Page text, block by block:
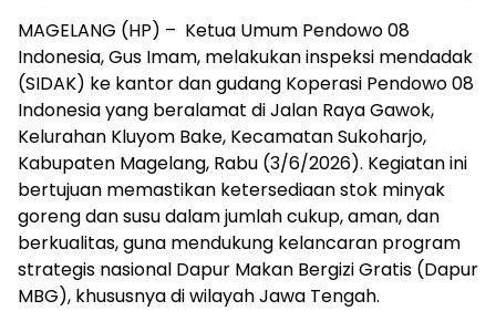
MAGELANG (HP) – Ketua Umum Pendowo 08
Indonesia, Gus Imam, melakukan inspeksi mendadak
(SIDAK) ke kantor dan gudang Koperasi Pendowo 08
Indonesia yang beralamat di Jalan Raya Gawok,
Kelurahan Kluyom Bake, Kecamatan Sukoharjo,
Kabupaten Magelang, Rabu (3/6/2026). Kegiatan ini
bertujuan memastikan ketersediaan stok minyak
goreng dan susu dalam jumlah cukup, aman, dan
berkualitas, guna mendukung kelancaran program
strategis nasional Dapur Makan Bergizi Gratis (Dapur
MBG), khususnya di wilayah Jawa Tengah.